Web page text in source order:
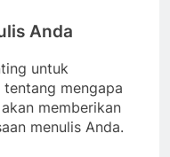
Anda
untuk
mengapa
memberikan
menulis Anda.